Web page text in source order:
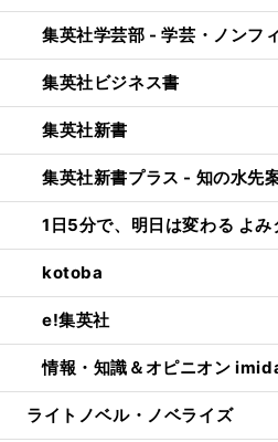
集英社学芸部 - 学芸・ノンフ
集英社ビジネス書
集英社新書
集英社新書プラス - 知の水先
1日5分で、明日は変わる よ
kotoba
e!集英社
情報・知識＆オピニオン
ライトノベル・ノベライズ